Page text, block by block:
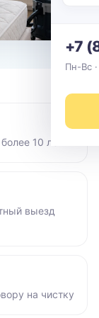
+7
Пн-Вс
10 лет
выезд
на чистку